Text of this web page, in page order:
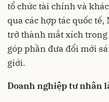
tổ chức tài chính và
qua các hợp tác quốc
trở thành mắt xích
góp phần đưa đổi mới
giới.
Doanh nghiệp tư nhân